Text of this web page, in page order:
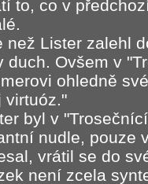
to, co v
než Lister zalehl
duch. Ovšem v
ohledně
virtuóz."
byl v
nudle, pouze
vrátil se do
není zcela